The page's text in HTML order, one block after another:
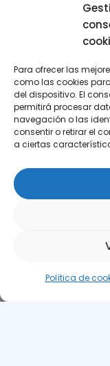
Para ofrecer las
como las cookies
del dispositivo. El
permitirá procesar
navegación o las
consentir o retirar el
a ciertas
Política de